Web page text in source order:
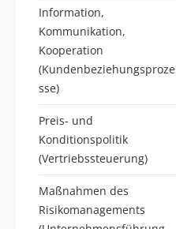
Information,
Kommunikation,
Kooperation
(Kundenbeziehungsproze
sse)
Preis- und
Konditionspolitik
(Vertriebssteuerung)
Maßnahmen des
Risikomanagements